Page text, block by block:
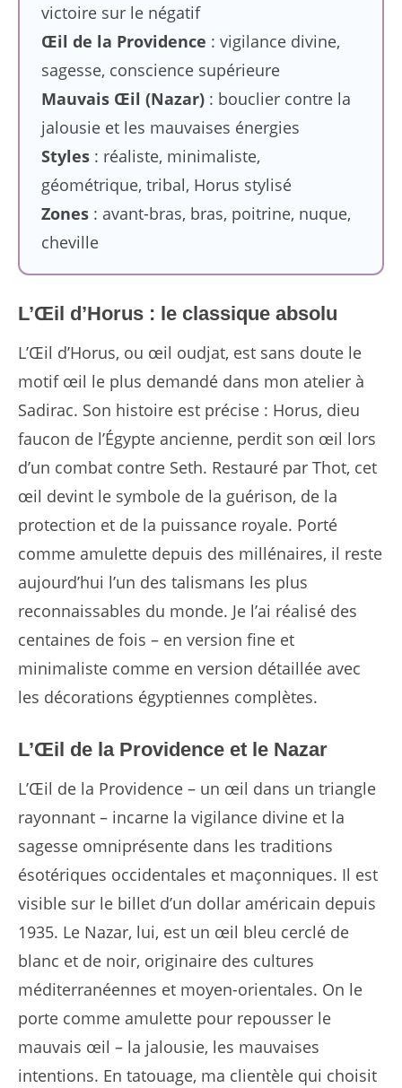
victoire sur le négatif
Œil de la Providence : vigilance divine,
sagesse, conscience supérieure
Mauvais Œil (Nazar): bouclier contre la
jalousie et les mauvaises énergies
Styles: réaliste, minimaliste,
géométrique, tribal, Horus stylisé
Zones: avant-bras, bras, poitrine, nuque,
cheville
L’Œil d’Horus : le classique absolu
L’Œil d’Horus, ou œil oudjat, est sans doute le
motif œil le plus demandé dans mon atelier à
Sadirac. Son histoire est précise : Horus, dieu
faucon de l’Égypte ancienne, perdit son œil lors
d’un combat contre Seth. Restauré par Thot, cet
œil devint le symbole de la guérison, de la
protection et de la puissance royale. Porté
comme amulette depuis des millénaires, il reste
aujourd’hui l’un des talismans les plus
reconnaissables du monde. Je l’ai réalisé des
centaines de fois – en version fine et
minimaliste comme en version détaillée avec
les décorations égyptiennes complètes.
L’Œil de la Providence et le Nazar
L’Œil de la Providence – un œil dans un triangle
rayonnant – incarne la vigilance divine et la
sagesse omniprésente dans les traditions
ésotériques occidentales et maçonniques. Il est
visible sur le billet d’un dollar américain depuis
1935. Le Nazar, lui, est un œil bleu cerclé de
blanc et de noir, originaire des cultures
méditerranéennes et moyen-orientales. On le
porte comme amulette pour repousser le
mauvais œil – la jalousie, les mauvaises
intentions. En tatouage, ma clientèle qui choisit